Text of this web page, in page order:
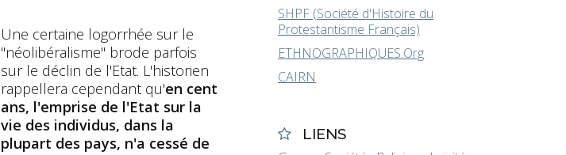
Une certaine logorrhée sur le
"néolibéralisme" brode parfois
sur le déclin de l'Etat. L'historien
rappellera cependant qu'en cent
ans, l'emprise de l'Etat sur la
vie des individus, dans la
plupart des pays, n'a cessé de
SHPF (Société d'Histoire du
Protestantisme Français)
ETHNOGRAPHIQUES.Org
CAIRN
LIENS